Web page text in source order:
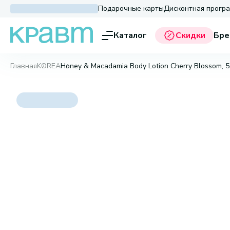
Подарочные картыДисконтная
Каталог Скидки
ГлавнаяKOREAHoney & Macadamia Body Lotion Cherry Blossom,